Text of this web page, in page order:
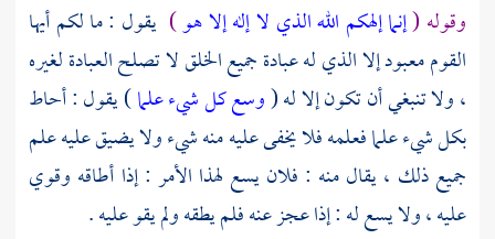
وقوله (إنما إلهكم الله الذي لا إله إلا هو) يقول : ما لكم أيها
القوم معبود إلا الذي له عبادة جميع الخلق لا تصلح العبادة لغيره
، ولا تنبغي أن تكون إلا له (وسع كل شيء علما) يقول : أحاط
بكل شيء علما فعلمه فلا يخفى عليه منه شيء ولا يضيق عليه علم
جميع ذلك ، يقال منه : فلان يسع لهذا الأمر : إذا أطاقه وقوي
عليه ، ولا يسع له : إذا عجز عنه فلم يطقه ولم يقو عليه .